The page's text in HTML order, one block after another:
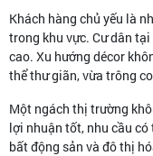
Khách hàng chủ yếu là
trong khu vực. Cư dân
cao. Xu hướng décor
thể thư giãn, vừa trông
Một ngách thị trường
lợi nhuận tốt, nhu cầu
bất động sản và đô thị